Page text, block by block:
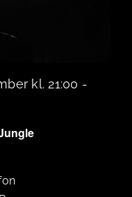
kl. 21:00 -